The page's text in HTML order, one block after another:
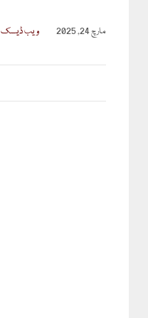
مارچ 24, 2025 ویب ڈیسک